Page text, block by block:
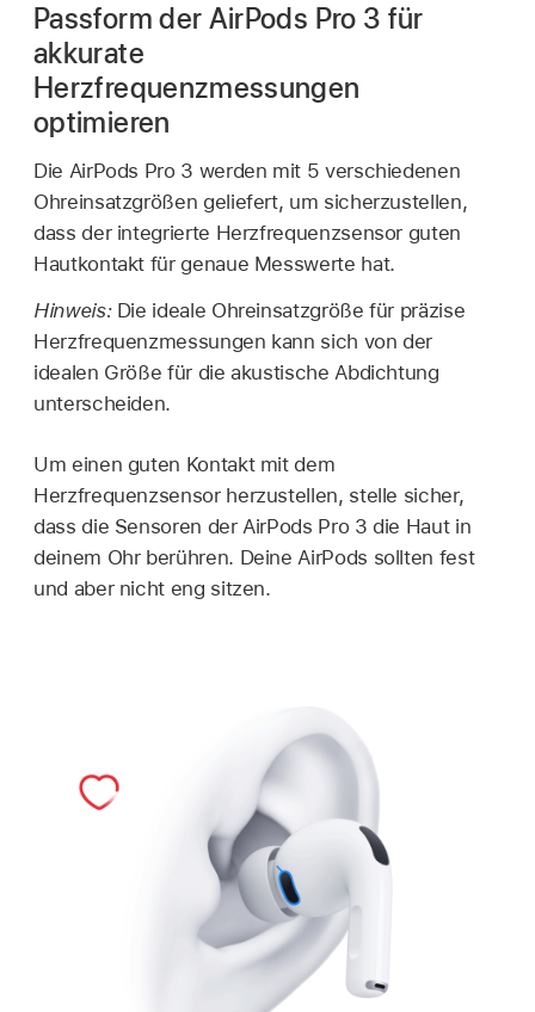
Passform der AirPods Pro 3 für
akkurate
Herzfrequenzmessungen
optimieren
Die AirPods Pro 3 werden mit 5 verschiedenen
Ohreinsatzgrößen geliefert, um sicherzustellen,
dass der integrierte Herzfrequenzsensor guten
Hautkontakt für genaue Messwerte hat.
Hinweis: Die ideale Ohreinsatzgröße für präzise
Herzfrequenzmessungen kann sich von der
idealen Größe für die akustische Abdichtung
unterscheiden.
Um einen guten Kontakt mit dem
Herzfrequenzsensor herzustellen, stelle sicher,
dass die Sensoren der AirPods Pro 3 die Haut in
deinem Ohr berühren. Deine AirPods sollten fest
und aber nicht eng sitzen.